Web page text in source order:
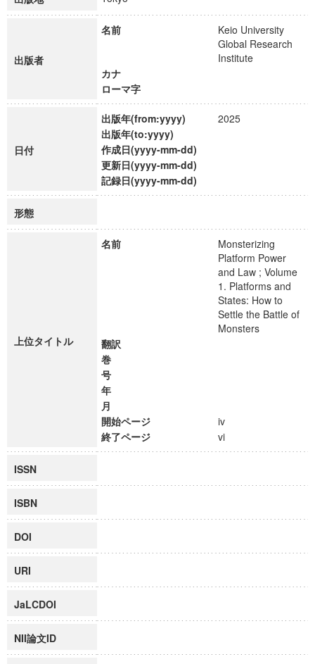
出版者
名前
Keio University
Global Research
Institute
カナ
ローマ字
日付
出版年(from:yyyy)
2025
出版年(to:yyyy)
作成日(yyyy-mm-dd)
更新日(yyyy-mm-dd)
記録日(yyyy-mm-dd)
形態
上位タイトル
名前
Monsterizing
Platform Power
and Law ; Volume
1. Platforms and
States: How to
Settle the Battle of
Monsters
翻訳
巻
号
年
月
開始ページ
iv
終了ページ
vi
ISSN
ISBN
DOI
URI
JaLCDOI
NII論文ID